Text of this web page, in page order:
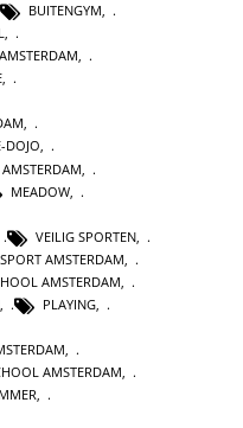
BUITENGYM,
,
,
,
,
DOJO,
MEADOW
VEILIG SPORTEN
SPORT AMSTERDAM
AMSTERDAM
PLAYING
,
AMSTERDAM,
,